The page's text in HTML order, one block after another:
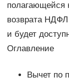
полагающейся
возврата НДФЛ
и будет
Оглавление
Вычет по